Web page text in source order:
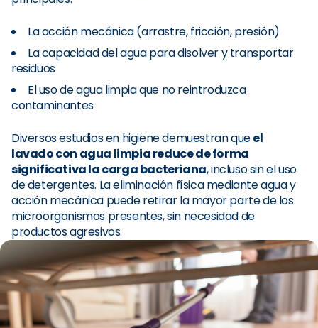
La acción mecánica (arrastre, fricción, presión)
La capacidad del agua para disolver y transportar
residuos
El uso de agua limpia que no reintroduzca
contaminantes
Diversos estudios en higiene demuestran queel
lavado con agua limpia reduce de forma
significativa la carga bacteriana, incluso sin el uso
de detergentes. La eliminación física mediante agua y
acción mecánica puede retirar la mayor parte de los
microorganismos presentes, sin necesidad de
productos agresivos.